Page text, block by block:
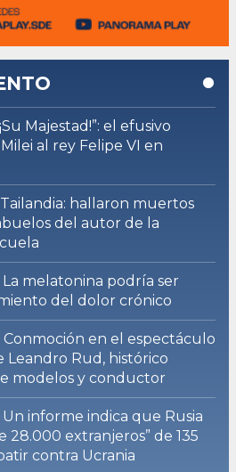
Majestad!”: el efusivo
al rey Felipe VI en
Tailandia: hallaron muertos
del autor de la
La melatonina podría ser
del dolor crónico
Conmoción en el espectáculo
Rud, histórico
modelos y conductor
Un informe indica que Rusia
28.000 extranjeros” de 135
contra Ucrania